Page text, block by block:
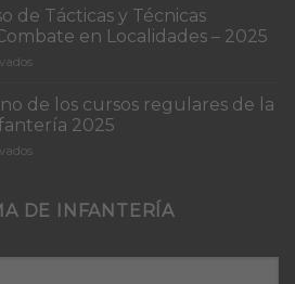
de
Patrullas
de
Infantería
Concepción”
de Tácticas y Técnicas
en Localidades – 2025
en
del
Curso
de
Tácticas
Aplicativas
de los cursos regulares de la
2025
en
terreno
cursos
DE INFANTERÍA